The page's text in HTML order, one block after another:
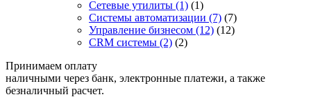
Сетевые утилиты (1) (1)
Системы автоматизации (7) (7)
Управление бизнесом (12) (12)
CRM системы (2) (2)
Принимаем оплату
наличными через банк, электронные платежи, а также
безналичный расчет.